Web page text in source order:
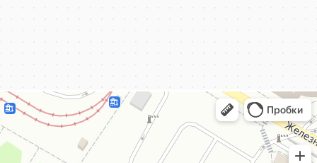
КёнигКлимат
Кондиционеры в Калининграде
Установка кондиционеров в Калининграде